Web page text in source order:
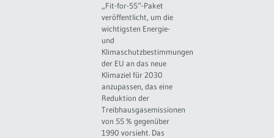
„Fit-for-55“-Paket
veröffentlicht, um die
wichtigsten Energie-
und
Klimaschutzbestimmungen
der EU an das neue
Klimaziel für 2030
anzupassen, das eine
Reduktion der
Treibhausgasemissionen
von 55 % gegenüber
1990 vorsieht. Das